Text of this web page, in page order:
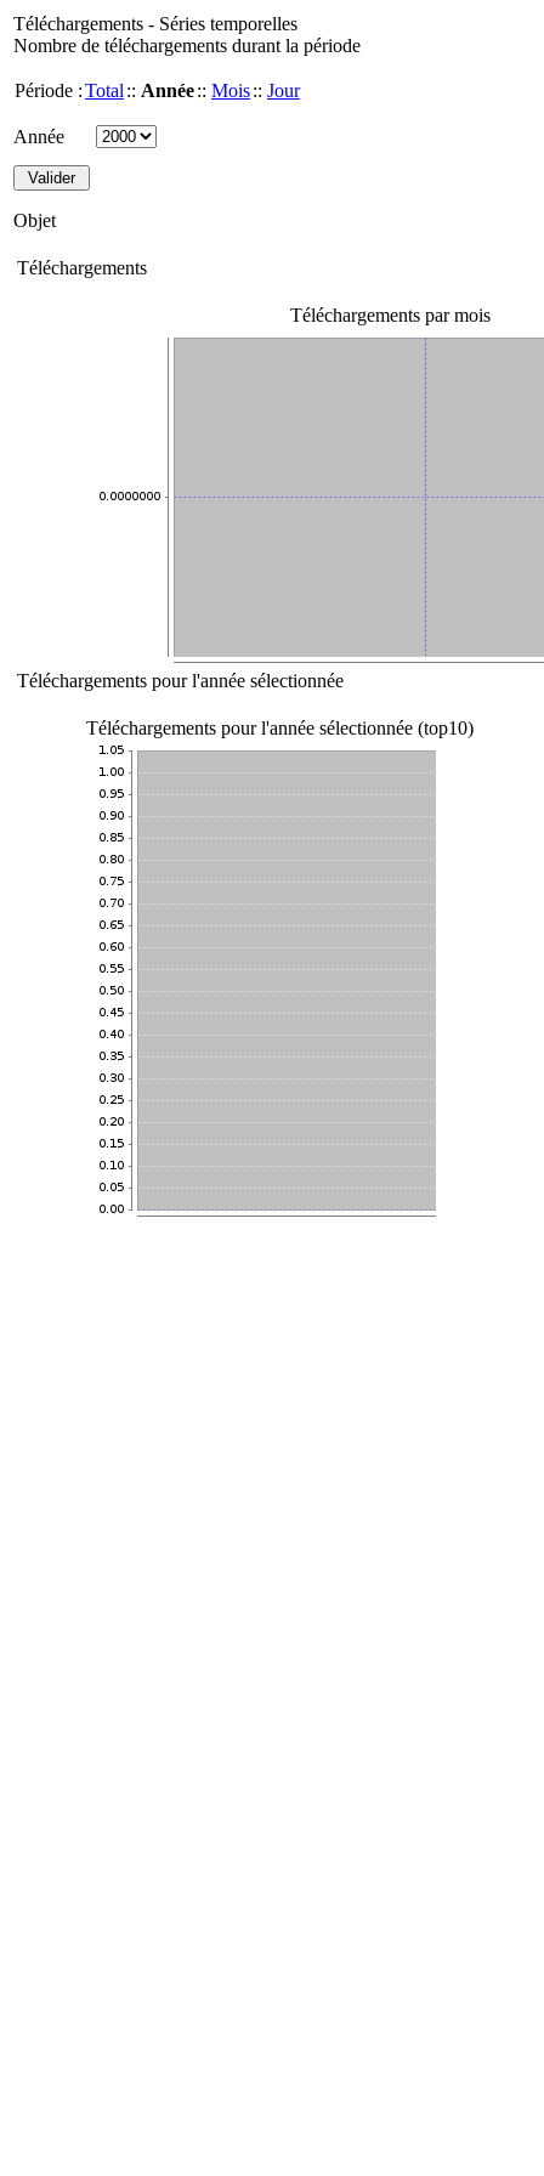
Téléchargements - Séries temporelles
Nombre de téléchargements durant la période
Période :Total :: Année:: Mois:: Jour
Année
Objet
Téléchargements
Téléchargements par mois
Téléchargements pour l'année sélectionnée
Téléchargements pour l'année sélectionnée (top10)